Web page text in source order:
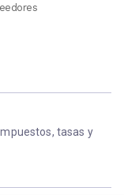
tasas y